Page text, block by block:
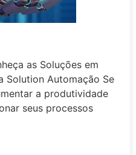
as Soluções em
Solution Automação Se
a produtividade
seus processos